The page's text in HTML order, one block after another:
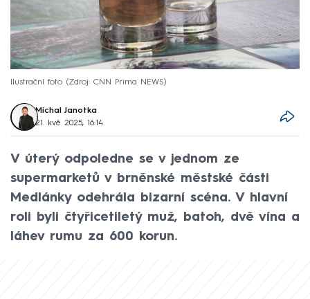
Ilustrační foto Zdroj: CNN Prima NEWS
Michal Janotka
21. kvě 2025, 16:14
V úterý odpoledne se v jednom ze
supermarketů v brněnské městské části
Medlánky odehrála bizarní scéna. V hlavní
roli byli čtyřicetiletý muž, batoh, dvě vína a
láhev rumu za 600 korun.